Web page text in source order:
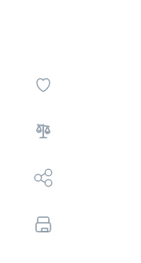
Проекты
Свои Люди